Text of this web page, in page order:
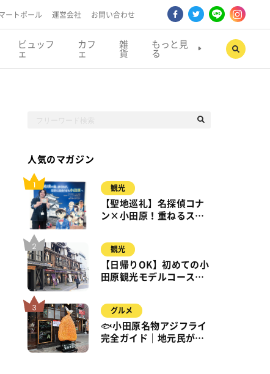
ートポール 運営会社 お問い合わせ
ビュッフ
ェ
カフ
ェ
雑
貨
もっと見
る
人気のマガジン
観光
【聖地巡礼】名探偵コナ
ン×小田原！重ねるスタ
で】小田原・箱根・湯河
原
観光
【日帰りOK】初めての小
田原観光モデルコース｜
満喫
グルメ
🐟小田原名物アジフライ
完全ガイド｜地元民が通